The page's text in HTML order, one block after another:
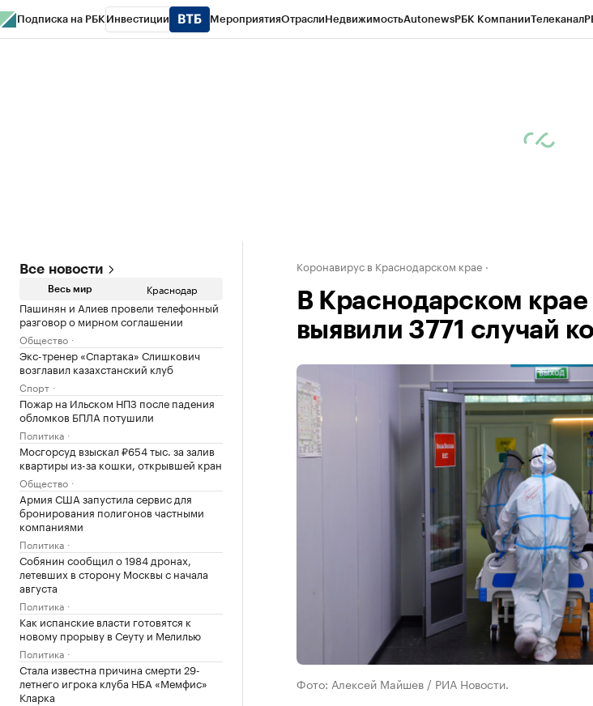
Подписка на РБК Инвестиции МероприятияОтраслиНедвижимостьAutonewsРБК КомпанииТелеканал
Все новости
Весь мир Краснодар
Пашинян и Алиев провели телефонный
разговор о мирном соглашении
Общество
Экс-тренер «Спартака» Слишкович
возглавил казахстанский клуб
Спорт
Пожар на Ильском НПЗ после падения
обломков БПЛА потушили
Политика
Мосгорсуд взыскал ₽654 тыс. за залив
квартиры из-за кошки, открывшей кран
Общество
Армия США запустила сервис для
бронирования полигонов частными
компаниями
Политика
Собянин сообщил о 1984 дронах,
летевших в сторону Москвы с начала
августа
Политика
Как испанские власти готовятся к
новому прорыву в Сеуту и Мелилью
Политика
Стала известна причина смерти 29-
летнего игрока клуба НБА «Мемфис»
Кларка
Коронавирус в Краснодарском крае
В Краснодарском крае
выявили 3771 случай
Фото: Алексей Майшев / РИА Новости.